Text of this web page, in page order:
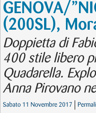
GENOVA/
(200SL),
Doppietta di
400 stile libero
Quadarella.
Anna Pirovano
Sabato 11 Novembre 2017